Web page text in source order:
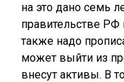
на это дано семь
правительстве РФ
также надо
может выйти из
внесут активы. В